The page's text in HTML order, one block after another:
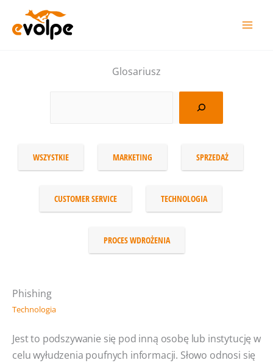
Przejdź
Glosariusz
WSZYSTKIE MARKETING SPRZEDAŻ
CUSTOMER SERVICE TECHNOLOGIA
PROCES WDROŻENIA
Phishing
Technologia
Jest to podszywanie się pod inną osobę lub instytucję w
celu wyłudzenia poufnych informacji. Słowo odnosi się